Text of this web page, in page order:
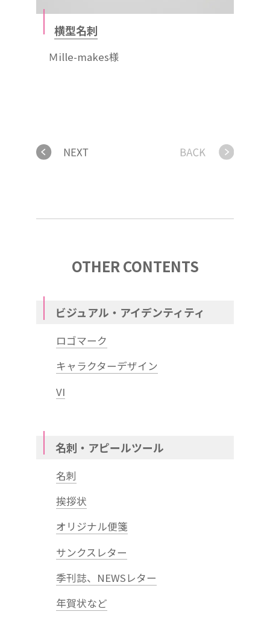
横型名刺
Ｍille-makes様
OTHER CONTENTS
ビジュアル・アイデンティティ
ロゴマーク
キャラクターデザイン
VI
名刺・アピールツール
名刺
挨拶状
オリジナル便箋
サンクスレター
季刊誌、NEWSレター
年賀状など